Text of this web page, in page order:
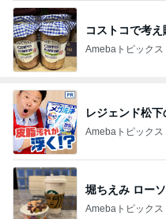
コストコで考
Amebaトピックス
レジェンド松下
Amebaトピックス
堀ちえみ ロー
Amebaトピックス